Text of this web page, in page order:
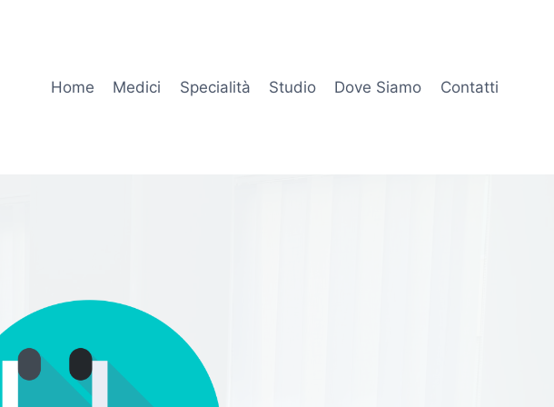
Home Medici Specialità Studio Dove Siamo Contatti